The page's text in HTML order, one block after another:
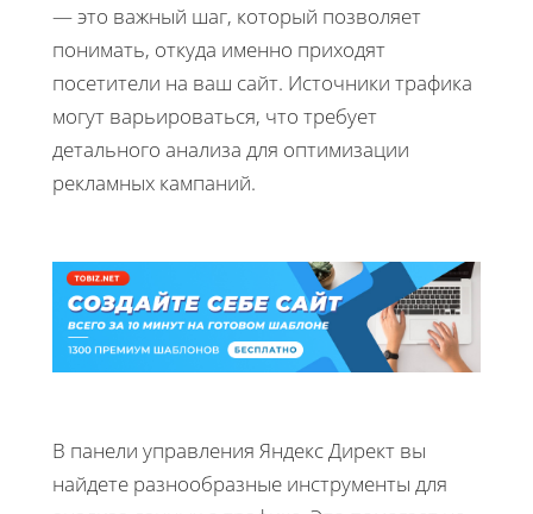
— это важный шаг, который позволяет
понимать, откуда именно приходят
посетители на ваш сайт. Источники трафика
могут варьироваться, что требует
детального анализа для оптимизации
рекламных кампаний.
В панели управления Яндекс Директ вы
найдете разнообразные инструменты для